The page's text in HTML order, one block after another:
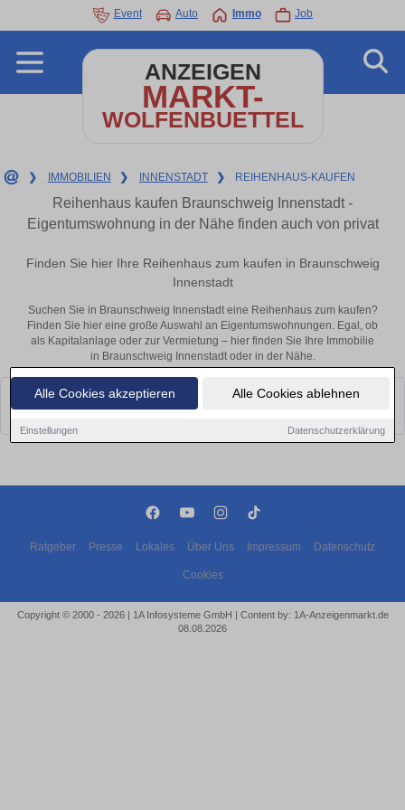
Alle Cookies akzeptieren Alle Cookies ablehnen
Einstellungen Datenschutzerklärung
Event Auto Immo Job
ANZEIGEN
MARKT-
WOLFENBUETTEL
❯ IMMOBILIEN ❯ INNENSTADT ❯ REIHENHAUS-KAUFEN
Reihenhaus kaufen Braunschweig Innenstadt -
Eigentumswohnung in der Nähe finden auch von privat
Finden Sie hier Ihre Reihenhaus zum kaufen in Braunschweig
Innenstadt
Suchen Sie in Braunschweig Innenstadt eine Reihenhaus zum kaufen?
Finden Sie hier eine große Auswahl an Eigentumswohnungen. Egal, ob
als Kapitalanlage oder zur Vermietung – hier finden Sie Ihre Immobilie
in Braunschweig Innenstadt oder in der Nähe.
Leider konnten wir derzeit keine passenden Objekte finden. Schauen Sie
bald wieder vorbei!
Ratgeber Presse Lokales Über Uns Impressum Datenschutz
Cookies
Copyright © 2000 - 2026 | 1A Infosysteme GmbH | Content by: 1A-Anzeigenmarkt.de
08.08.2026